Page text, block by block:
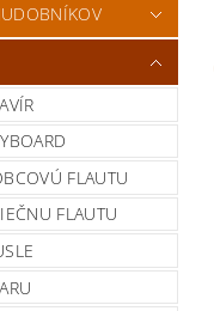
FLAUTU
FLAUTU